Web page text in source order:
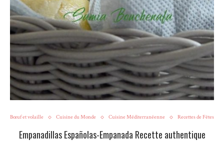
Bœuf et volaille Cuisine du Monde Cuisine Méditerranéenne Recettes de Fêtes
Empanadillas Españolas-Empanada Recette authentique